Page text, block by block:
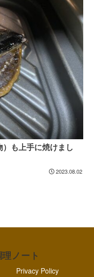
も上手に焼けまし
2023.08.02
ノート
Privacy Policy